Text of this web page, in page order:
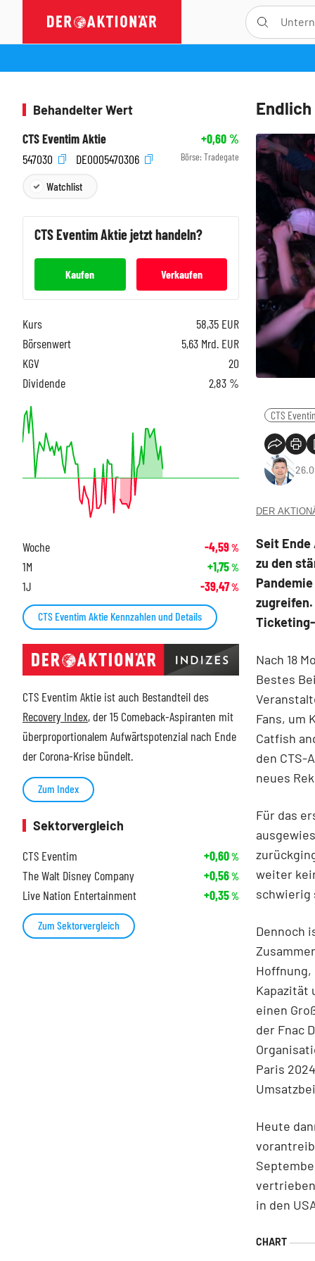
CTS
DER
Seit
zu den
Ticketing-
Nach 18
Bestes
Fans, um
Catfish
den CTS-
neues
Für das
weiter
schwierig
Dennoch
Hoffnung,
Kapazität
einen
der Fnac
Paris
Heute
in den
Behandelter Wert
CTS Eventim Aktie
+0,60%
547030
DE0005470306 Börse: Tradegate
Watchlist
CTS EventimAktie jetzt handeln?
Kaufen Verkaufen
Kurs 58,35 EUR
Börsenwert
5,63 Mrd. EUR
KGV
20
Dividende
2,83 %
Woche -4,59%
1M +1,75%
1J -39,47%
CTS Eventim Aktie Kennzahlen und Details
CTS Eventim Aktie ist auch Bestandteil des
Recovery Index, der 15 Comeback-Aspiranten mit
überproportionalem Aufwärtspotenzial nach Ende
der Corona-Krise bündelt.
Zum Index
Sektorvergleich
CTS Eventim
+0,60%
The Walt Disney Company +0,56%
Live Nation Entertainment +0,35%
Zum Sektorvergleich